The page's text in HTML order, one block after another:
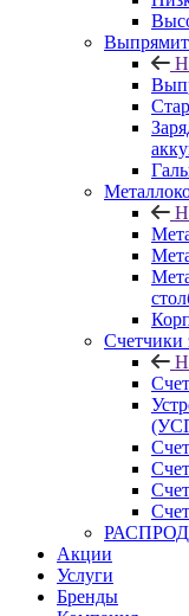
Счетчики
Акции
Услуги
Бренды